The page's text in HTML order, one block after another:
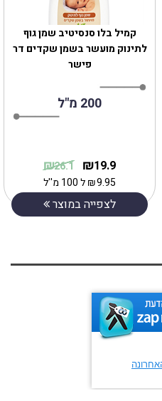
‎קמיל בלו סנסיטיב שמן גוף
לתינוק מועשר בשמן שקדים דר
פישר
200 מ"ל
19.9
₪
26.1
₪
9.95
₪ל 100 מ''ל
לצפייה במוצר